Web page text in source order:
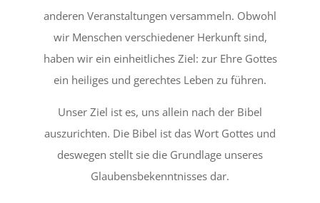
anderen Veranstaltungen versammeln. Obwohl
wir Menschen verschiedener Herkunft sind,
haben wir ein einheitliches Ziel: zur Ehre Gottes
ein heiliges und gerechtes Leben zu führen.
Unser Ziel ist es, uns allein nach der Bibel
auszurichten. Die Bibel ist das Wort Gottes und
deswegen stellt sie die Grundlage unseres
Glaubensbekenntnisses dar.